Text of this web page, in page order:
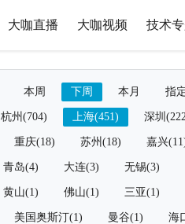
大咖直播 大咖视频 技术
本周 下周 本月 指
杭州(704) 上海(451) 深圳
重庆(18) 苏州(18) 嘉兴
青岛(4) 大连(3) 无锡(3)
黄山(1) 佛山(1) 三亚(1)
美国奥斯汀(1) 曼谷(1) 海